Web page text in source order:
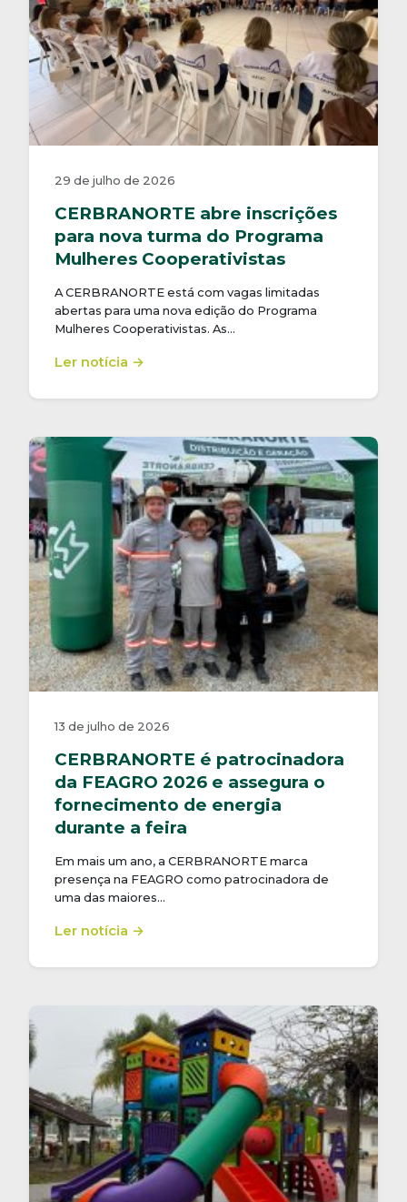
29 de julho de 2026
CERBRANORTE abre inscrições
para nova turma do Programa
Mulheres Cooperativistas
A CERBRANORTE está com vagas limitadas
abertas para uma nova edição do Programa
Mulheres Cooperativistas. As…
Ler notícia →
13 de julho de 2026
CERBRANORTE é patrocinadora
da FEAGRO 2026 e assegura o
fornecimento de energia
durante a feira
Em mais um ano, a CERBRANORTE marca
presença na FEAGRO como patrocinadora de
uma das maiores…
Ler notícia →